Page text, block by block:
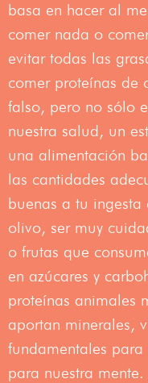
basa en hacer al
comer nada o
evitar todas las
comer proteínas de
falso, pero no sólo
nuestra salud, un
una alimentación
las cantidades
buenas a tu
olivo, ser muy
o frutas que
en azúcares y
proteínas animales
aportan minerales,
fundamentales
para nuestra mente.